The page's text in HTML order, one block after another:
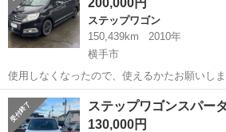
量： 2000cc...
ステップワゴン
150,439km
2010年
横手市
使用しなくなったので、使えるかたお願いし
ス履いてるのですぐ乗れます。 名義変更確実
方で名義変更依頼出来る方(秋田県内もしく
義変更後返金します。
秋田 横手市 ステップワゴン ホン
ステップワゴンスパー
130,000円